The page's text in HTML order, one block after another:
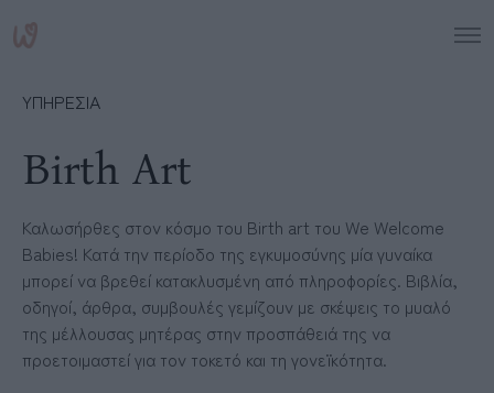
ΥΠΗΡΕΣΙΑ
Birth Art
Καλωσήρθες στον κόσμο του Birth art του We Welcome
Babies! Κατά την περίοδο της εγκυμοσύνης μία γυναίκα
μπορεί να βρεθεί κατακλυσμένη από πληροφορίες. Βιβλία,
οδηγοί, άρθρα, συμβουλές γεμίζουν με σκέψεις το μυαλό
της μέλλουσας μητέρας στην προσπάθειά της να
προετοιμαστεί για τον τοκετό και τη γονεϊκότητα.